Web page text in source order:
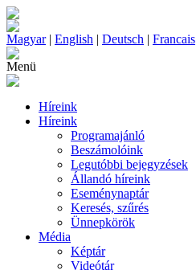
Magyar| English | Deutsch | Francais
Menü
Híreink
Híreink
Programajánló
Beszámolóink
Legutóbbi bejegyzések
Állandó híreink
Eseménynaptár
Keresés, szűrés
Ünnepkörök
Média
Képtár
Videótár